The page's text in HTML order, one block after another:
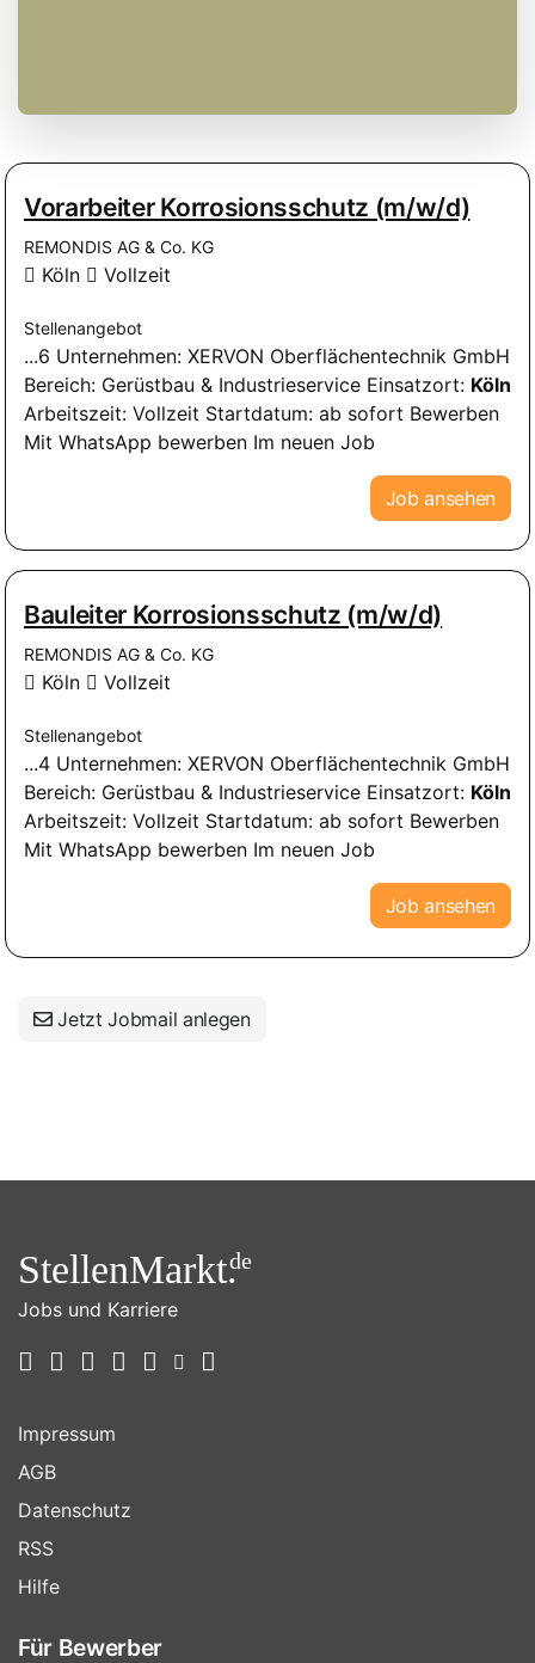
Vorarbeiter Korrosionsschutz (m/w/d)
REMONDIS AG & Co. KG
Köln Vollzeit
Stellenangebot
...6 Unternehmen: XERVON Oberflächentechnik GmbH
Bereich: Gerüstbau & Industrieservice Einsatzort: Köln
Arbeitszeit: Vollzeit Startdatum: ab sofort Bewerben
Mit WhatsApp bewerben Im neuen Job
Job ansehen
Bauleiter Korrosionsschutz (m/w/d)
REMONDIS AG & Co. KG
Köln Vollzeit
Stellenangebot
...4 Unternehmen: XERVON Oberflächentechnik GmbH
Bereich: Gerüstbau & Industrieservice Einsatzort: Köln
Arbeitszeit: Vollzeit Startdatum: ab sofort Bewerben
Mit WhatsApp bewerben Im neuen Job
Job ansehen
Jetzt Jobmail anlegen
StellenMarkt.de
Jobs und Karriere
Impressum
AGB
Datenschutz
RSS
Hilfe
Für Bewerber